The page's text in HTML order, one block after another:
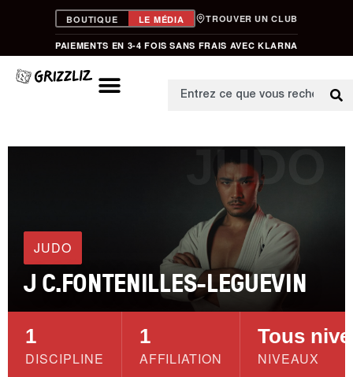
BOUTIQUE LE MÉDIA TROUVER UN CLUB
PAIEMENTS EN 3-4 FOIS SANS FRAIS AVEC KLARNA
JUDO
JUDO
J C.FONTENILLES-LEGUEVIN
1
DISCIPLINE
1
AFFILIATION
Tous
NIVEAUX